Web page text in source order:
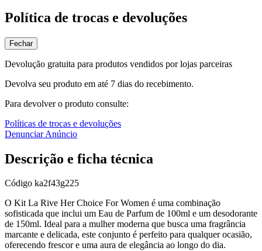
Política de trocas e devoluções
Fechar
Devolução gratuita para produtos vendidos por lojas parceiras
Devolva seu produto em até 7 dias do recebimento.
Para devolver o produto consulte:
Políticas de trocas e devoluções
Denunciar Anúncio
Descrição e ficha técnica
Código ka2f43g225
O Kit La Rive Her Choice For Women é uma combinação
sofisticada que inclui um Eau de Parfum de 100ml e um desodorante
de 150ml. Ideal para a mulher moderna que busca uma fragrância
marcante e delicada, este conjunto é perfeito para qualquer ocasião,
oferecendo frescor e uma aura de elegância ao longo do dia.